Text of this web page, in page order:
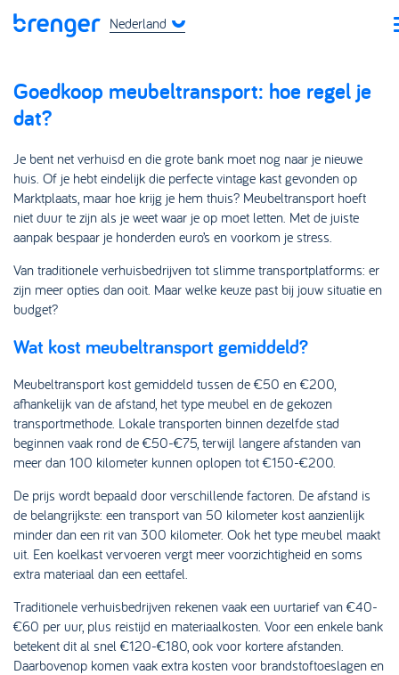
Nederland
Goedkoop meubeltransport: hoe regel je
dat?
Je bent net verhuisd en die grote bank moet nog naar je nieuwe
huis. Of je hebt eindelijk die perfecte vintage kast gevonden op
Marktplaats, maar hoe krijg je hem thuis? Meubeltransport hoeft
niet duur te zijn als je weet waar je op moet letten. Met de juiste
aanpak bespaar je honderden euro’s en voorkom je stress.
Van traditionele verhuisbedrijven tot slimme transportplatforms: er
zijn meer opties dan ooit. Maar welke keuze past bij jouw situatie en
budget?
Wat kost meubeltransport gemiddeld?
Meubeltransport kost gemiddeld tussen de €50 en €200,
afhankelijk van de afstand, het type meubel en de gekozen
transportmethode. Lokale transporten binnen dezelfde stad
beginnen vaak rond de €50-€75, terwijl langere afstanden van
meer dan 100 kilometer kunnen oplopen tot €150-€200.
De prijs wordt bepaald door verschillende factoren. De afstand is
de belangrijkste: een transport van 50 kilometer kost aanzienlijk
minder dan een rit van 300 kilometer. Ook het type meubel maakt
uit. Een koelkast vervoeren vergt meer voorzichtigheid en soms
extra materiaal dan een eettafel.
Traditionele verhuisbedrijven rekenen vaak een uurtarief van €40-
€60 per uur, plus reistijd en materiaalkosten. Voor een enkele bank
betekent dit al snel €120-€180, ook voor kortere afstanden.
Daarbovenop komen vaak extra kosten voor brandstoftoeslagen en